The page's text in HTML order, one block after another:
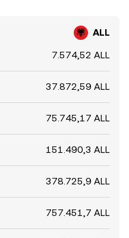
ALL
7.574,52 ALL
37.872,59 ALL
75.745,17 ALL
151.490,3 ALL
378.725,9 ALL
757.451,7 ALL